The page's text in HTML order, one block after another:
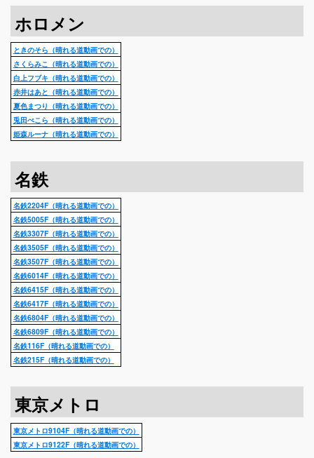
ホロメン
ときのそら（晴れる道動画での）
さくらみこ（晴れる道動画での）
白上フブキ（晴れる道動画での）
赤井はあと（晴れる道動画での）
夏色まつり（晴れる道動画での）
兎田ぺこら（晴れる道動画での）
姫森ルーナ（晴れる道動画での）
名鉄
名鉄2204F（晴れる道動画での）
名鉄5005F（晴れる道動画での）
名鉄3307F（晴れる道動画での）
名鉄3505F（晴れる道動画での）
名鉄3507F（晴れる道動画での）
名鉄6014F（晴れる道動画での）
名鉄6415F（晴れる道動画での）
名鉄6417F（晴れる道動画での）
名鉄6804F（晴れる道動画での）
名鉄6809F（晴れる道動画での）
名鉄116F（晴れる道動画での）
名鉄215F（晴れる道動画での）
東京メトロ
東京メトロ9104F（晴れる道動画での）
東京メトロ9122F（晴れる道動画での）